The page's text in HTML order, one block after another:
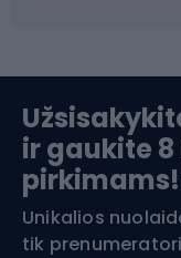
Slidinėjimas
Apranga
Šiaurietiškas
ir gaukite 8
Unikalios
tik